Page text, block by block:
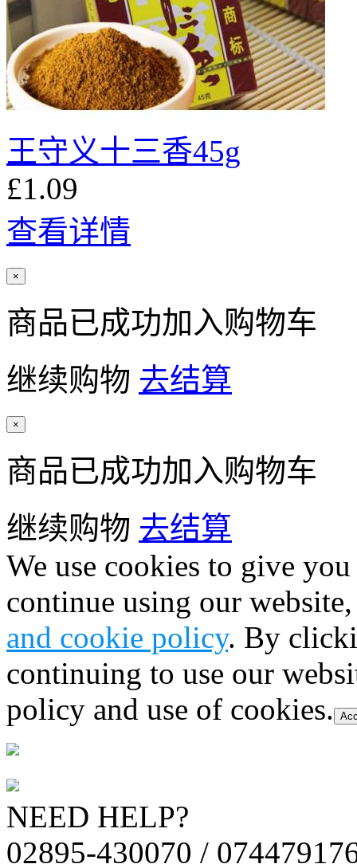
王守义十三香45g
£1.09
查看详情
×
商品已成功加入购物车
继续购物 去结算
×
商品已成功加入购物车
继续购物 去结算
We use cookies to give
continue using our
and cookie policy. By
continuing to use our
policy and use of cookies.
NEED HELP?
02895-430070 /